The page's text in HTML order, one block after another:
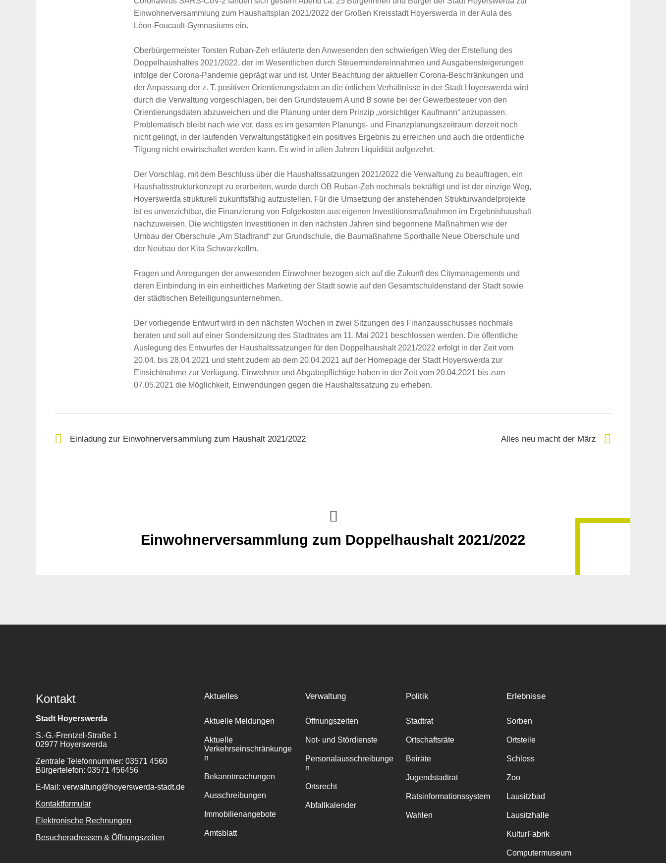
Einwohnerversammlung zum Haushaltsplan 2021/2022 der Großen Kreisstadt Hoyerswerda in der Aula des
Léon-Foucault-Gymnasiums ein.
Oberbürgermeister Torsten Ruban-Zeh erläuterte den Anwesenden den schwierigen Weg der Erstellung des
Doppelhaushaltes 2021/2022, der im Wesentlichen durch Steuermindereinnahmen und Ausgabensteigerungen
infolge der Corona-Pandemie geprägt war und ist. Unter Beachtung der aktuellen Corona-Beschränkungen und
der Anpassung der z. T. positiven Orientierungsdaten an die örtlichen Verhältnisse in der Stadt Hoyerswerda wird
durch die Verwaltung vorgeschlagen, bei den Grundsteuern A und B sowie bei der Gewerbesteuer von den
Orientierungsdaten abzuweichen und die Planung unter dem Prinzip „vorsichtiger Kaufmann“ anzupassen.
Problematisch bleibt nach wie vor, dass es im gesamten Planungs- und Finanzplanungszeitraum derzeit noch
nicht gelingt, in der laufenden Verwaltungstätigkeit ein positives Ergebnis zu erreichen und auch die ordentliche
Tilgung nicht erwirtschaftet werden kann. Es wird in allen Jahren Liquidität aufgezehrt.
Der Vorschlag, mit dem Beschluss über die Haushaltssatzungen 2021/2022 die Verwaltung zu beauftragen, ein
Haushaltsstrukturkonzept zu erarbeiten, wurde durch OB Ruban-Zeh nochmals bekräftigt und ist der einzige Weg,
Hoyerswerda strukturell zukunftsfähig aufzustellen. Für die Umsetzung der anstehenden Strukturwandelprojekte
ist es unverzichtbar, die Finanzierung von Folgekosten aus eigenen Investitionsmaßnahmen im Ergebnishaushalt
nachzuweisen. Die wichtigsten Investitionen in den nächsten Jahren sind begonnene Maßnahmen wie der
Umbau der Oberschule „Am Stadtrand“ zur Grundschule, die Baumaßnahme Sporthalle Neue Oberschule und
der Neubau der Kita Schwarzkollm.
Fragen und Anregungen der anwesenden Einwohner bezogen sich auf die Zukunft des Citymanagements und
deren Einbindung in ein einheitliches Marketing der Stadt sowie auf den Gesamtschuldenstand der Stadt sowie
der städtischen Beteiligungsunternehmen.
Der vorliegende Entwurf wird in den nächsten Wochen in zwei Sitzungen des Finanzausschusses nochmals
beraten und soll auf einer Sondersitzung des Stadtrates am 11. Mai 2021 beschlossen werden. Die öffentliche
Auslegung des Entwurfes der Haushaltssatzungen für den Doppelhaushalt 2021/2022 erfolgt in der Zeit vom
20.04. bis 28.04.2021 und steht zudem ab dem 20.04.2021 auf der Homepage der Stadt Hoyerswerda zur
Einsichtnahme zur Verfügung. Einwohner und Abgabepflichtige haben in der Zeit vom 20.04.2021 bis zum
07.05.2021 die Möglichkeit, Einwendungen gegen die Haushaltssatzung zu erheben.
Einladung zur Einwohnerversammlung zum Haushalt 2021/2022 Alles neu macht der März
Einwohnerversammlung zum Doppelhaushalt 2021/2022
Kontakt
Stadt Hoyerswerda
S.-G.-Frentzel-Straße 1
02977 Hoyerswerda
Zentrale Telefonnummer: 03571 4560
Bürgertelefon: 03571 456456
E-Mail: verwaltung@hoyerswerda-stadt.de
Kontaktformular
Elektronische Rechnungen
Besucheradressen & Öffnungszeiten
Aktuelles
Aktuelle Meldungen
Aktuelle
Verkehrseinschränkunge
n
Bekanntmachungen
Ausschreibungen
Immobilienangebote
Amtsblatt
Verwaltung
Öffnungszeiten
Not- und Stördienste
Personalausschreibunge
n
Ortsrecht
Abfallkalender
Politik
Stadtrat
Ortschaftsräte
Beiräte
Jugendstadtrat
Ratsinformationssystem
Wahlen
Erlebnisse
Sorben
Ortsteile
Schloss
Zoo
Lausitzbad
Lausitzhalle
KulturFabrik
Computermuseum